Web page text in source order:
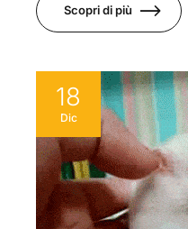
Scopri di più
18
Dic